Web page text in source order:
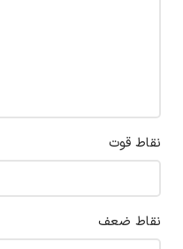
نقاط قوت
نقاط ضعف